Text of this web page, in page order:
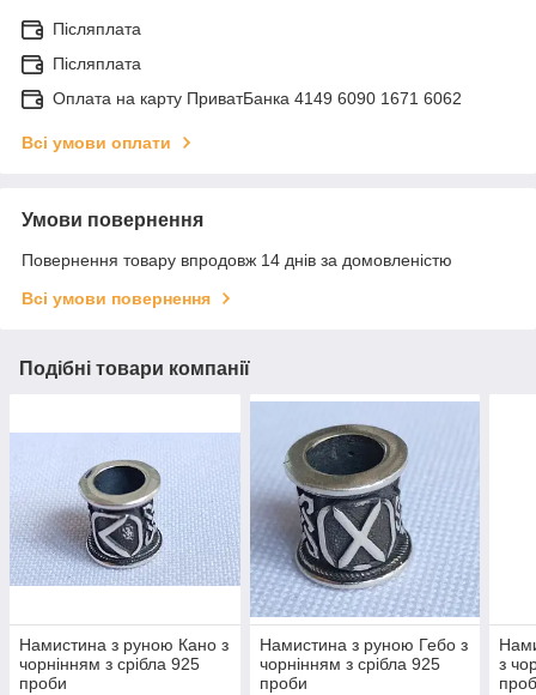
Післяплата
Післяплата
Оплата на карту ПриватБанка 4149 6090 1671 6062
Всі умови оплати
Умови повернення
Повернення товару впродовж 14 днів за домовленістю
Всі умови повернення
Подібні товари компанії
Намистина з руною Кано з
чорнінням з срібла 925
проби
Намистина з руною Гебо з
чорнінням з срібла 925
проби
з